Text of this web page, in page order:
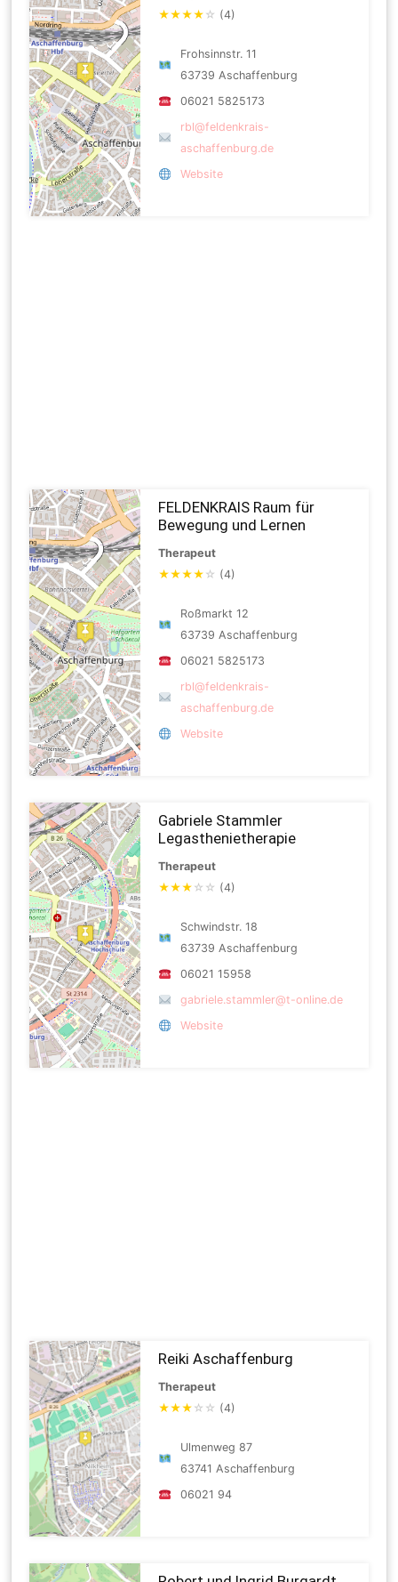
★★★★ ☆ (4)
Frohsinnstr. 11
63739 Aschaffenburg
06021 5825173
rbl@feldenkrais-
aschaffenburg.de
Website
FELDENKRAIS Raum für
Bewegung und Lernen
Therapeut
★★★★ ☆ (4)
Roßmarkt 12
63739 Aschaffenburg
06021 5825173
rbl@feldenkrais-
aschaffenburg.de
Website
Gabriele Stammler
Legasthenietherapie
Therapeut
★★★ ☆ ☆ (4)
Schwindstr. 18
63739 Aschaffenburg
06021 15958
gabriele.stammler@t-online.de
Website
Reiki Aschaffenburg
Therapeut
★★★ ☆ ☆ (4)
Ulmenweg 87
63741 Aschaffenburg
06021 94